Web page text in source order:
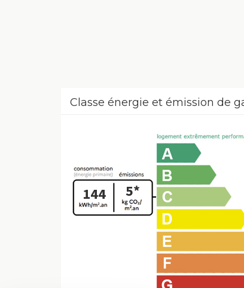
Classe énergie et émission de
144 5*